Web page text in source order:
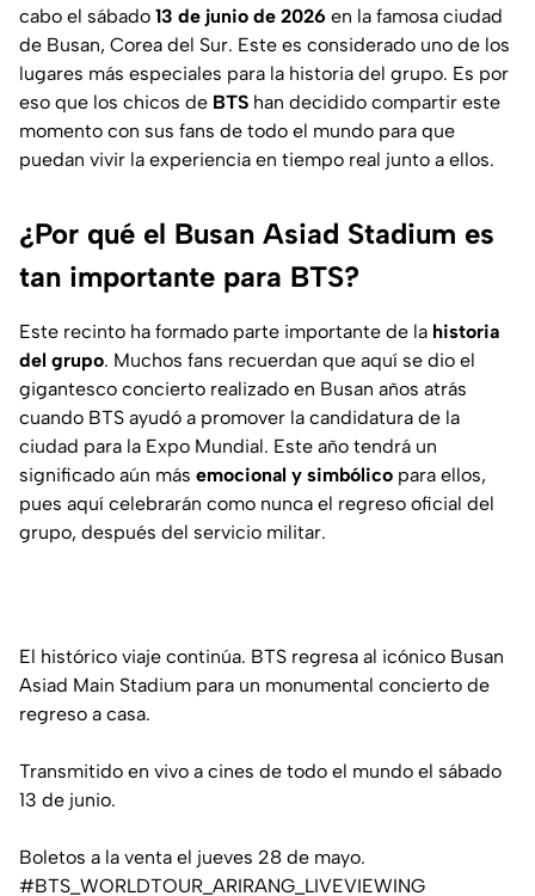
cabo el sábado 13 de junio de 2026 en la famosa ciudad
de Busan, Corea del Sur. Este es considerado uno de los
lugares más especiales para la historia del grupo. Es por
eso que los chicos de BTS han decidido compartir este
momento con sus fans de todo el mundo para que
puedan vivir la experiencia en tiempo real junto a ellos.
¿Por qué el Busan Asiad Stadium es
tan importante para BTS?
Este recinto ha formado parte importante de la historia
del grupo. Muchos fans recuerdan que aquí se dio el
gigantesco concierto realizado en Busan años atrás
cuando BTS ayudó a promover la candidatura de la
ciudad para la Expo Mundial. Este año tendrá un
significado aún más emocional y simbólico para ellos,
pues aquí celebrarán como nunca el regreso oficial del
grupo, después del servicio militar.
El histórico viaje continúa. BTS regresa al icónico Busan
Asiad Main Stadium para un monumental concierto de
regreso a casa.
Transmitido en vivo a cines de todo el mundo el sábado
13 de junio.
Boletos a la venta el jueves 28 de mayo.
#BTS_WORLDTOUR_ARIRANG_LIVEVIEWING